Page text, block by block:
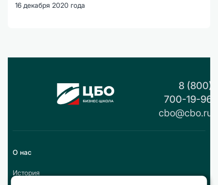
16 декабря 2020 года
8 (800)
700-19-96
cbo@cbo.ru
О нас
История